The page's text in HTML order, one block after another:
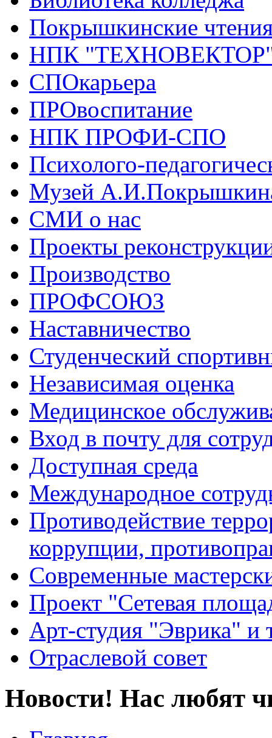
Покрышкинские
НПК
СПОкарьера
ПРОвоспитание
НПК ПРОФИ-СПО
Психолого-
Музей
СМИ о нас
Проекты
Производство
ПРОФСОЮЗ
Наставничество
Студенческий
Независимая оценка
Медицинское
Вход в почту для
Доступная среда
Международное
Противодействие
коррупции,
Современные
Проект "Сетевая
Арт-студия "Эврика" и
Отраслевой совет
Новости! Нас любят